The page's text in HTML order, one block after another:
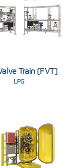
Train (FVT)
LPG